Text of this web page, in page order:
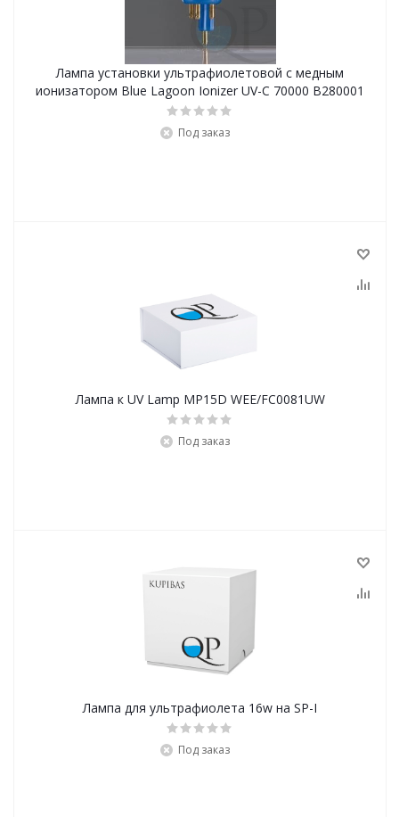
Лампа установки ультрафиолетовой с медным
ионизатором Blue Lagoon Ionizer UV-C 70000 В280001
Под заказ
Лампа к UV Lamp MP15D WEE/FC0081UW
Под заказ
Лампа для ультрафиолета 16w на SP-I
Под заказ